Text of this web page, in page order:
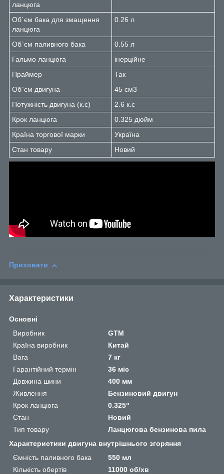
ланцюга
Об`єм бака для змащення
ланцюга
0.26 л
Об`єм паливного бака
0.55 л
Гальмо ланцюга
інерційне
Праймер
Так
Об`єм двигуна
45 см3
Потужність двигуна (к.с)
2.6 к.с
Крок ланцюга
0.325 дюйм
Країна торгової марки
Україна
Стан товару
Новий
Приховати
Характеристики
Основні
Виробник
GTM
Країна виробник
Китай
Вага
7 кг
Гарантійний термін
36 міс
Довжина шини
400 мм
Живлення
Бензиновий двигун
Крок ланцюга
0.325"
Стан
Новий
Тип товару
Ланцюгова бензинова пила
Характеристики двигуна внутрішнього згоряння
Ємність паливного бака
550 мл
Кількість обертів
11000 об/хв